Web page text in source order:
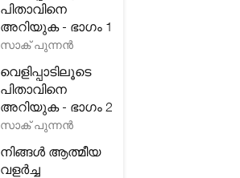
പിതാവിനെ
അറിയുക - ഭാഗം 1
സാക് പുന്നൻ
വെളിപ്പാടിലൂടെ
പിതാവിനെ
അറിയുക - ഭാഗം 2
സാക് പുന്നൻ
നിങ്ങൾ ആത്മീയ
വളർച്ച